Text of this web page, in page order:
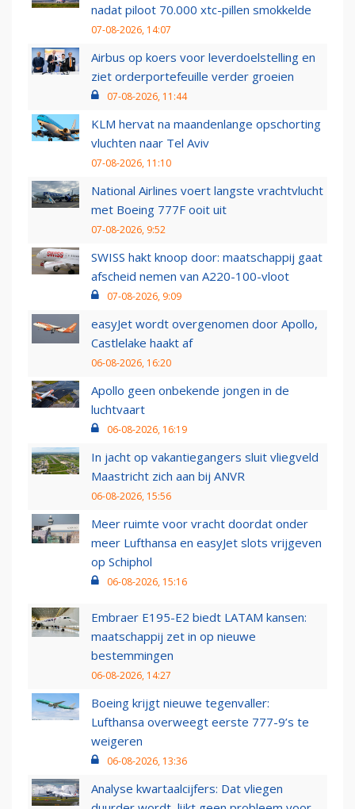
nadat piloot 70.000 xtc-pillen smokkelde
07-08-2026, 14:07
Airbus op koers voor leverdoelstelling en
ziet orderportefeuille verder groeien
07-08-2026, 11:44
KLM hervat na maandenlange opschorting
vluchten naar Tel Aviv
07-08-2026, 11:10
National Airlines voert langste vrachtvlucht
met Boeing 777F ooit uit
07-08-2026, 9:52
SWISS hakt knoop door: maatschappij gaat
afscheid nemen van A220-100-vloot
07-08-2026, 9:09
easyJet wordt overgenomen door Apollo,
Castlelake haakt af
06-08-2026, 16:20
Apollo geen onbekende jongen in de
luchtvaart
06-08-2026, 16:19
In jacht op vakantiegangers sluit vliegveld
Maastricht zich aan bij ANVR
06-08-2026, 15:56
Meer ruimte voor vracht doordat onder
meer Lufthansa en easyJet slots vrijgeven
op Schiphol
06-08-2026, 15:16
Embraer E195-E2 biedt LATAM kansen:
maatschappij zet in op nieuwe
bestemmingen
06-08-2026, 14:27
Boeing krijgt nieuwe tegenvaller:
Lufthansa overweegt eerste 777-9’s te
weigeren
06-08-2026, 13:36
Analyse kwartaalcijfers: Dat vliegen